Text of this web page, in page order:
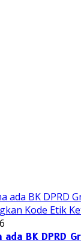
ada BK DPRD